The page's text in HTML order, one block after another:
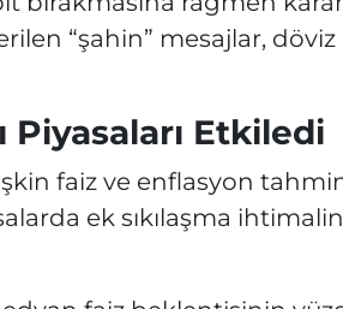
“şahin” mesajlar, döviz
Piyasaları Etkiledi
faiz ve enflasyon
ek sıkılaşma